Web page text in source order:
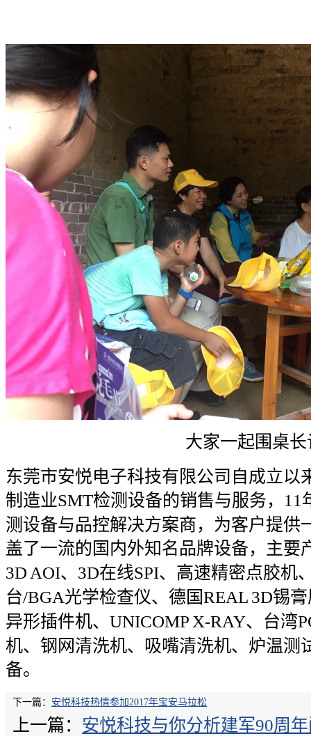
大家一起围桌长
东莞市安悦电子科技有限公司自成立以
制造业SMT检测设备的销售与服务， 11
测设备与品控解决方案商，为客户提供
盖了一流的国内外知名品牌设备，主要
3D AOI、 3D在线SPI、高速精密点胶机
台/BGA光学检查仪、德国REAL 3D锡
异形插件机、 UNICOMP X-RAY、台湾
机、钢网清洗机、吸嘴清洗机、炉温测
备。
下一篇： 安悦科技热情参加2017年宝安马拉松
上一篇： 安悦科技与你分析建军90周